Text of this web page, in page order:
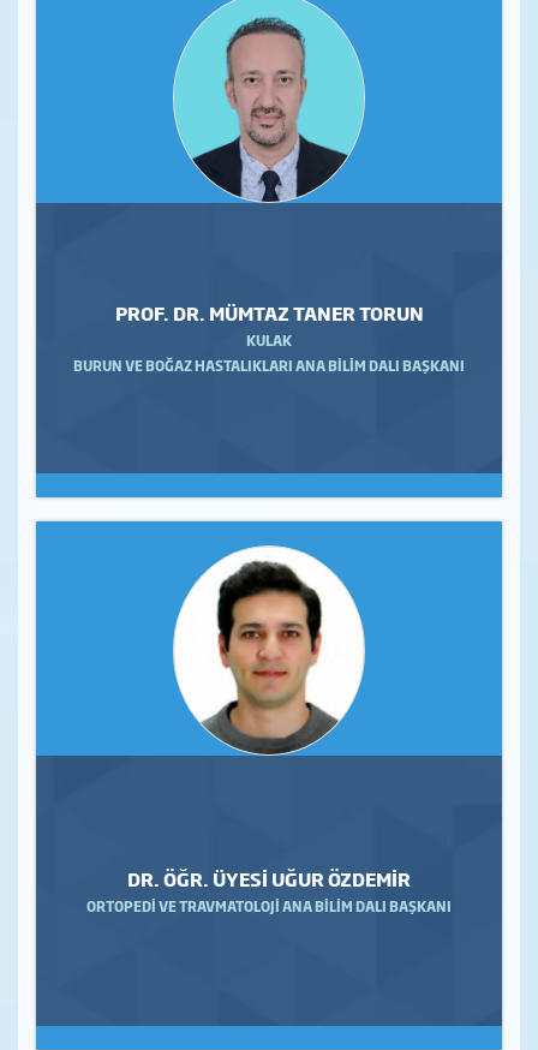
PROF. DR. MÜMTAZ TANER TORUN
KULAK
BURUN VE BOĞAZ HASTALIKLARI ANA BİLİM DALI BAŞKANI
DR. ÖĞR. ÜYESİ UĞUR ÖZDEMİR
ORTOPEDİ VE TRAVMATOLOJİ ANA BİLİM DALI BAŞKANI